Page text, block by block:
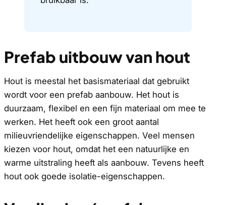
Prefab uitbouw van hout
Hout is meestal het basismateriaal dat gebruikt
wordt voor een prefab aanbouw. Het hout is
duurzaam, flexibel en een fijn materiaal om mee te
werken. Het heeft ook een groot aantal
milieuvriendelijke eigenschappen. Veel mensen
kiezen voor hout, omdat het een natuurlijke en
warme uitstraling heeft als aanbouw. Tevens heeft
hout ook goede isolatie-eigenschappen.